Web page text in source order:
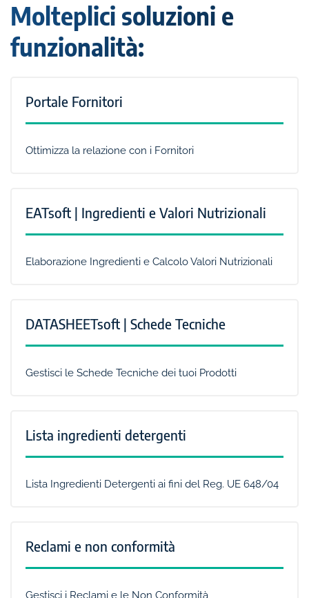
Molteplici soluzioni e
funzionalità:
Portale Fornitori
Ottimizza la relazione con i Fornitori
EATsoft | Ingredienti e Valori Nutrizionali
Elaborazione Ingredienti e Calcolo Valori Nutrizionali
DATASHEETsoft | Schede Tecniche
Gestisci le Schede Tecniche dei tuoi Prodotti
Lista ingredienti detergenti
Lista Ingredienti Detergenti ai fini del Reg. UE 648/04
Reclami e non conformità
Gestisci i Reclami e le Non Conformità